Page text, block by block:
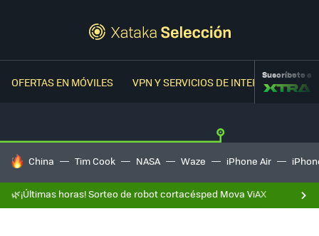
OFERTAS EN MÓVILES VPN Y SERVICIOS DE INTERNETSuscríbete a
HOY SE HABLA DE
China Tim Cook NASA Waze iPhone Air
🌿¡Últimas horas! Sorteo de robot cortacésped Mova ViAX